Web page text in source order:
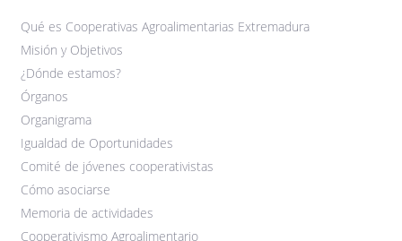
Qué es Cooperativas Agroalimentarias Extremadura
Misión y Objetivos
¿Dónde estamos?
Órganos
Organigrama
Igualdad de Oportunidades
Comité de jóvenes cooperativistas
Cómo asociarse
Memoria de actividades
Cooperativismo Agroalimentario